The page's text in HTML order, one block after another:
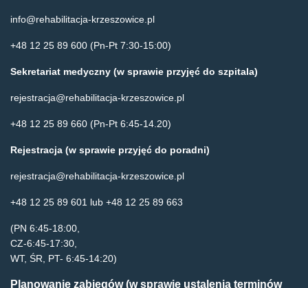
info@rehabilitacja-krzeszowice.pl
+48 12 25 89 600 (Pn-Pt 7:30-15:00)
Sekretariat medyczny (w sprawie przyjęć do szpitala)
rejestracja@rehabilitacja-krzeszowice.pl
+48 12 25 89 660 (Pn-Pt 6:45-14.20)
Rejestracja (w sprawie przyjęć do poradni)
rejestracja@rehabilitacja-krzeszowice.pl
+48 12 25 89 601 lub +48 12 25 89 663
(PN 6:45-18:00,
CZ-6:45-17:30,
WT, ŚR, PT- 6:45-14:20)
Planowanie zabiegów (w sprawie ustalenia terminów